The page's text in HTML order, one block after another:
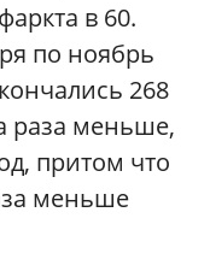
в 60.
по ноябрь
268
раза меньше,
притом что
меньше